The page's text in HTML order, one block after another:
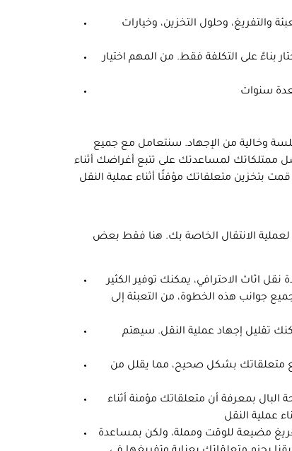
والتفريغ، وحلول التخزين، وخيارات
بناءً على التكلفة فقط. من المهم اختيار
وخالية من الإجهاد. سنتعامل مع جميع
ممتلكاتك لمساعدتك على تتبع أغراضك أثناء
لعملية الانتقال الخاصة بك. هنا فقط بعض
اثاث الاحترافي، يمكنك توفير الكثير
جوانب هذه الخطوة، من التعبئة إلى
تقليل إجهاد عملية النقل. سيهتم
مع متعلقاتك بشكل صحيح، مما يقلل من
البال بمعرفة أن متعلقاتك مؤمنة أثناء
مضيعة للوقت ومملة، ولكن بمساعدة